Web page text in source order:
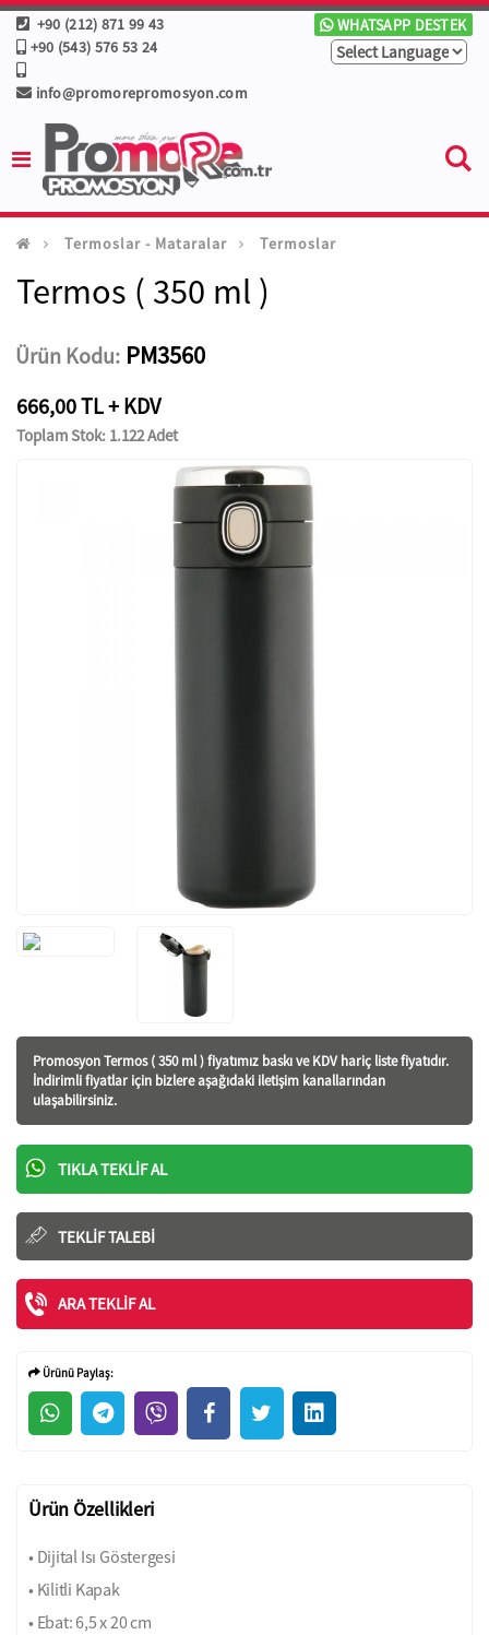
+90 (212) 871 99 43
+90 (543) 576 53 24
info@promorepromosyon.com
WHATSAPP DESTEK
Termoslar - Mataralar Termoslar
Termos ( 350 ml )
Ürün Kodu: PM3560
666,00 TL + KDV
Toplam Stok: 1.122 Adet
Promosyon Termos ( 350 ml ) fiyatımız baskı ve KDV hariç liste fiyatıdır.
İndirimli fiyatlar için bizlere aşağıdaki iletişim kanallarından
ulaşabilirsiniz.
TIKLA TEKLIF AL
TEKLIF TALEBI
ARA TEKLIF AL
Ürünü Paylaş:
Ürün Özellikleri
• Dijital Isı Göstergesi
• Kilitli Kapak
• Ebat: 6,5 x 20 cm